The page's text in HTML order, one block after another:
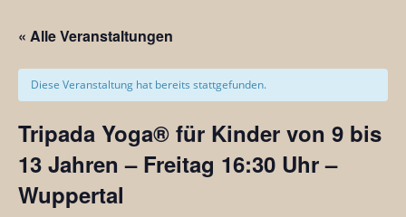
« Alle Veranstaltungen
Diese Veranstaltung hat bereits stattgefunden.
Tripada Yoga® für Kinder von 9 bis
13 Jahren – Freitag 16:30 Uhr –
Wuppertal